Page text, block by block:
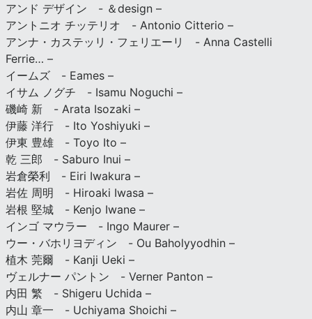
アンド デザイン - ＆design –
アントニオ チッテリオ - Antonio Citterio –
アンナ・カステッリ・フェリエーリ - Anna Castelli
Ferrie… –
イームズ - Eames –
イサム ノグチ - Isamu Noguchi –
磯崎 新 - Arata Isozaki –
伊藤 洋行 - Ito Yoshiyuki –
伊東 豊雄 - Toyo Ito –
乾 三郎 - Saburo Inui –
岩倉榮利 - Eiri Iwakura –
岩佐 周明 - Hiroaki Iwasa –
岩根 堅城 - Kenjo Iwane –
インゴ マウラー - Ingo Maurer –
ウー・バホリヨディン - Ou Baholyyodhin –
植木 莞爾 - Kanji Ueki –
ヴェルナー パントン - Verner Panton –
内田 繁 - Shigeru Uchida –
内山 章一 - Uchiyama Shoichi –